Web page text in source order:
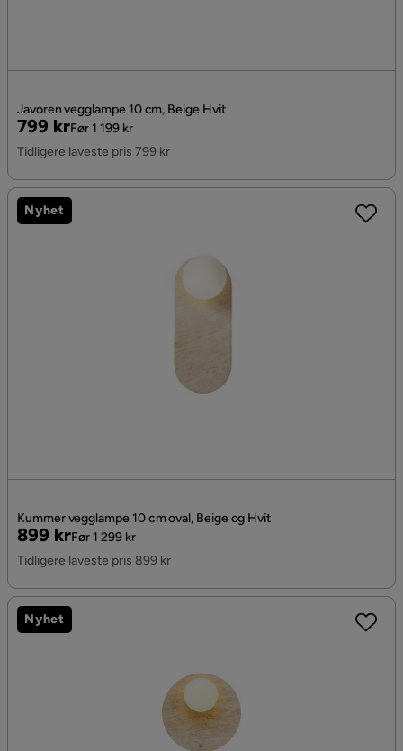
Javoren vegglampe 10 cm, Beige Hvit
Pris
799 kr
Original
Pris
Før 1 199 kr
Tidligere laveste pris 799 kr
Kummer vegglampe 10 cm oval, Beige og Hvit
Pris
899 kr
Original
Pris
Før 1 299 kr
Tidligere laveste pris 899 kr
Nyhet
Nyhet